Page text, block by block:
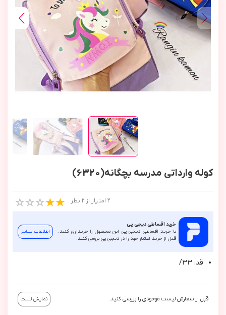
کوله وارداتی مدرسه بچگانه(6320)
2 امتیاز از 2 نظر
خرید اقساطی دیجی پی
با خرید اقساطی دیجی پی این محصول را خریداری کنید.
قبل از خرید اعتبار خود را در دیجی پی بررسی کنید.
اطلاعات بیشتر
قد: ٣٣/
قبل از سفارش لیست موجودی را بررسی کنید. نمایش لیست